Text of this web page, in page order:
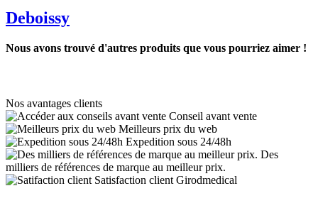
Deboissy
Nous avons trouvé d'autres produits que vous pourriez aimer !
Nos avantages clients
Conseil avant vente
Meilleurs prix du web
Expedition sous 24/48h
Des
milliers de références de marque au meilleur prix.
Satisfaction client Girodmedical